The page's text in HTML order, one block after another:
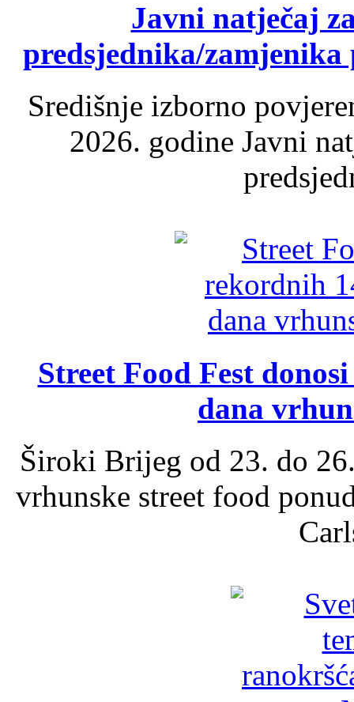
Javni natječaj
predsjednika/
Središnje izborno
2026. godine Javni
Street Food Fest
dana
Široki Brijeg od 23. do
vrhunske street food